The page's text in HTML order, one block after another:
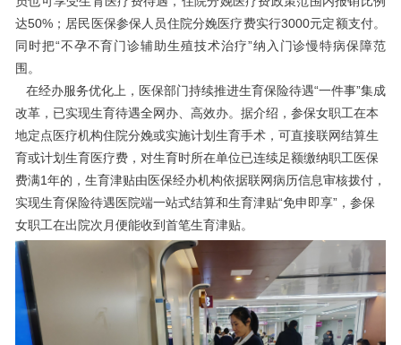
达50%；居民医保参保人员住院分娩医疗费实行3000元定额支付。
同时把“不孕不育门诊辅助生殖技术治疗”纳入门诊慢特病保障范
围。
在经办服务优化上，医保部门持续推进生育保险待遇“一件事”集成
改革，已实现生育待遇全网办、高效办。据介绍，参保女职工在本
地定点医疗机构住院分娩或实施计划生育手术，可直接联网结算生
育或计划生育医疗费，对生育时所在单位已连续足额缴纳职工医保
费满1年的，生育津贴由医保经办机构依据联网病历信息审核拨付，
实现生育保险待遇医院端一站式结算和生育津贴“免申即享”，参保
女职工在出院次月便能收到首笔生育津贴。